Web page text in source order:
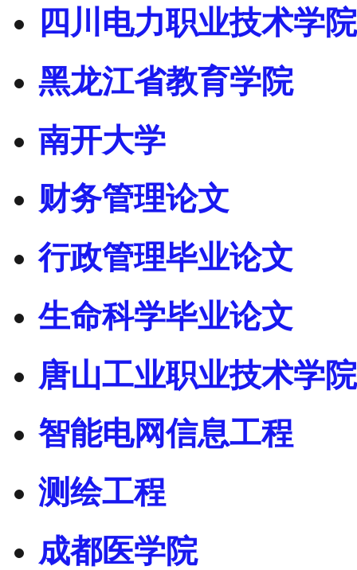
四川电力职业技术学院
黑龙江省教育学院
南开大学
财务管理论文
行政管理毕业论文
生命科学毕业论文
唐山工业职业技术学院
智能电网信息工程
测绘工程
成都医学院